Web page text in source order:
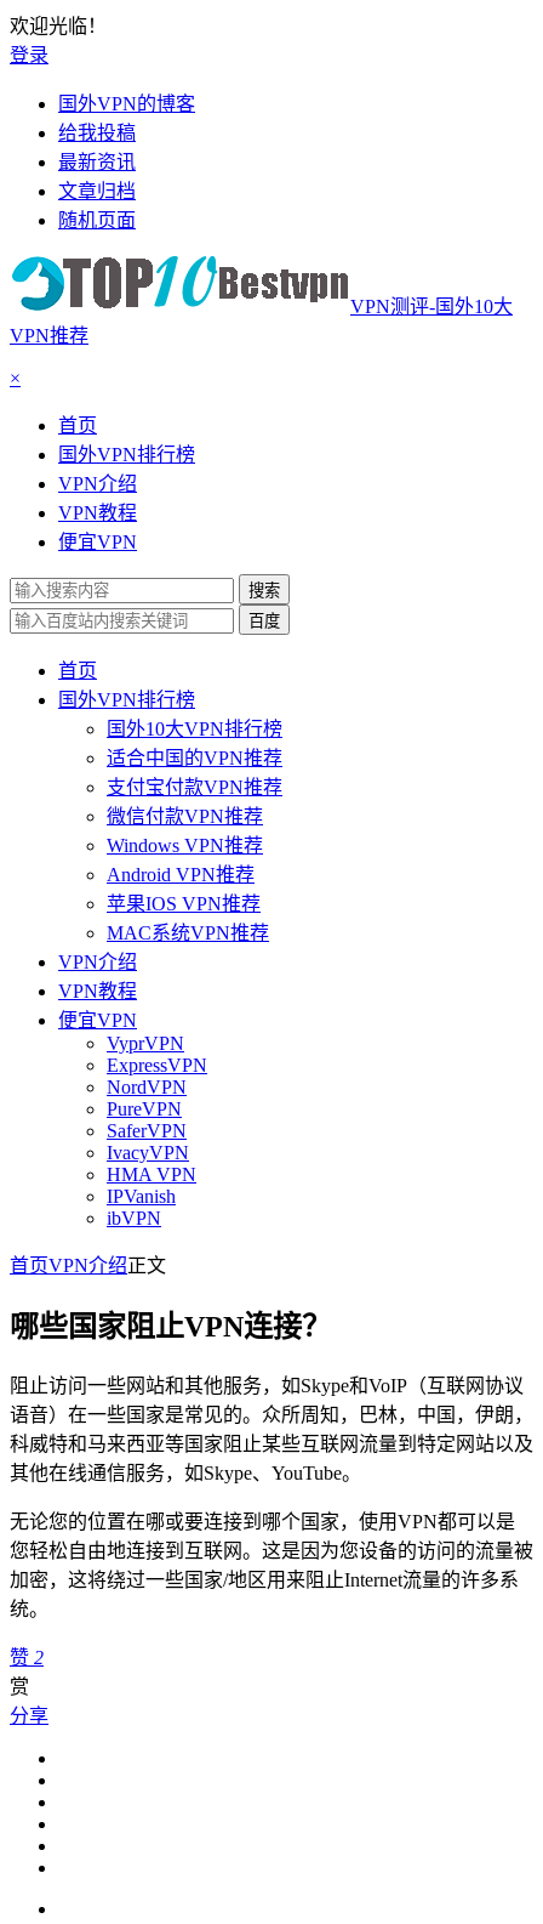
欢迎光临！
登录
国外VPN的博客
给我投稿
最新资讯
文章归档
随机页面
VPN测评-国外10大
VPN推荐
×
首页
国外VPN排行榜
VPN介绍
VPN教程
便宜VPN
搜索
百度
首页
国外VPN排行榜
国外10大VPN排行榜
适合中国的VPN推荐
支付宝付款VPN推荐
微信付款VPN推荐
Windows VPN推荐
Android VPN推荐
苹果IOS VPN推荐
MAC系统VPN推荐
VPN介绍
VPN教程
便宜VPN
VyprVPN
ExpressVPN
NordVPN
PureVPN
SaferVPN
IvacyVPN
HMA VPN
IPVanish
ibVPN
首页VPN介绍正文
哪些国家阻止VPN连接？
阻止访问一些网站和其他服务，如Skype和VoIP（互联网协议
语音）在一些国家是常见的。众所周知，巴林，中国，伊朗，
科威特和马来西亚等国家阻止某些互联网流量到特定网站以及
其他在线通信服务，如Skype、YouTube。
无论您的位置在哪或要连接到哪个国家，使用VPN都可以是
您轻松自由地连接到互联网。这是因为您设备的访问的流量被
加密，这将绕过一些国家/地区用来阻止Internet流量的许多系
统。
赞 2
赏
分享